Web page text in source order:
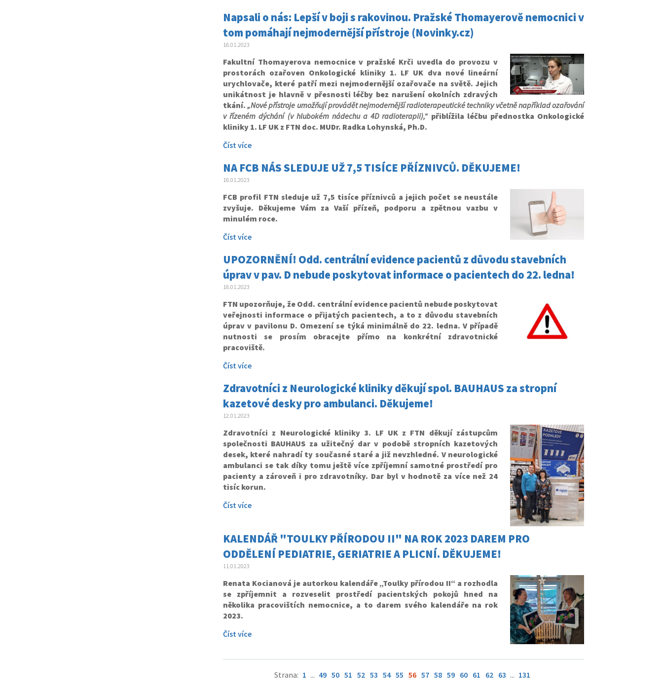
Napsali o nás: Lepší v boji s rakovinou. Pražské Thomayerově nemocnici v
tom pomáhají nejmodernější přístroje (Novinky.cz)
18.01.2023
Fakultní Thomayerova nemocnice v pražské Krči uvedla do provozu v
prostorách ozařoven Onkologické kliniky 1. LF UK dva nové lineární
urychlovače, které patří mezi nejmodernější ozařovače na světě. Jejich
unikátnost je hlavně v přesnosti léčby bez narušení okolních zdravých
tkání.„Nové přístroje umožňují provádět nejmodernější radioterapeutické techniky včetně například ozařování
v řízeném dýchání (v hlubokém nádechu a 4D radioterapii),“přiblížila léčbu přednostka Onkologické
kliniky 1. LF UK z FTN doc. MUDr. Radka Lohynská, Ph.D.
Číst více
NA FCB NÁS SLEDUJE UŽ 7,5 TISÍCE PŘÍZNIVCŮ. DĚKUJEME!
18.01.2023
FCB profil FTN sleduje už 7,5 tisíce příznivců a jejich počet se neustále
zvyšuje. Děkujeme Vám za Vaší přízeň, podporu a zpětnou vazbu v
minulém roce.
Číst více
UPOZORNĚNÍ! Odd. centrální evidence pacientů z důvodu stavebních
úprav v pav. D nebude poskytovat informace o pacientech do 22. ledna!
18.01.2023
FTN upozorňuje, že Odd. centrální evidence pacientů nebude poskytovat
veřejnosti informace o přijatých pacientech, a to z důvodu stavebních
úprav v pavilonu D. Omezení se týká minimálně do 22. ledna. V případě
nutnosti se prosím obracejte přímo na konkrétní zdravotnické
pracoviště.
Číst více
Zdravotníci z Neurologické kliniky děkují spol. BAUHAUS za stropní
kazetové desky pro ambulanci. Děkujeme!
12.01.2023
Zdravotníci z Neurologické kliniky 3. LF UK z FTN děkují zástupcům
společnosti BAUHAUS za užitečný dar v podobě stropních kazetových
desek, které nahradí ty současné staré a již nevzhledné. V neurologické
ambulanci se tak díky tomu ještě více zpříjemní samotné prostředí pro
pacienty a zároveň i pro zdravotníky. Dar byl v hodnotě za více než 24
tisíc korun.
Číst více
KALENDÁŘ "TOULKY PŘÍRODOU II" NA ROK 2023 DAREM PRO
ODDĚLENÍ PEDIATRIE, GERIATRIE A PLICNÍ. DĚKUJEME!
11.01.2023
Renata Kocianová je autorkou kalendáře „Toulky přírodou II“ a rozhodla
se zpříjemnit a rozveselit prostředí pacientských pokojů hned na
několika pracovištích nemocnice, a to darem svého kalendáře na rok
2023.
Číst více
Strana: 1 ... 49 50 51 52 53 54 55 56 57 58 59 60 61 62 63 ... 131